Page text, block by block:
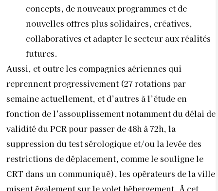
concepts, de nouveaux programmes et de
nouvelles offres plus solidaires, créatives,
collaboratives et adapter le secteur aux réalités
futures.
Aussi, et outre les compagnies aériennes qui
reprennent progressivement (27 rotations par
semaine actuellement, et d’autres à l’étude en
fonction de l’assouplissement notamment du délai de
validité du PCR pour passer de 48h à 72h, la
suppression du test sérologique et/ou la levée des
restrictions de déplacement, comme le souligne le
CRT dans un communiqué), les opérateurs de la ville